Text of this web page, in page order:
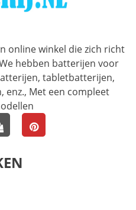
online winkel die zich richt
hebben batterijen voor
tabletbatterijen,
enz., Met een compleet